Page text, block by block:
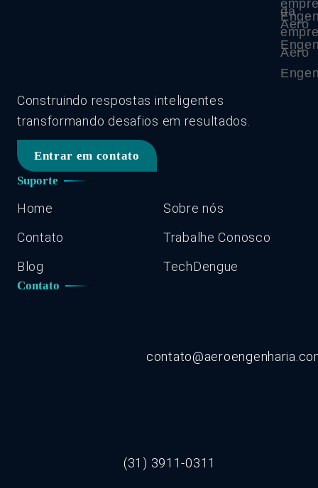
Construindo respostas inteligentes
transformando desafios em resultados.
Entrar em contato
Suporte
Home
Sobre nós
Contato
Trabalhe Conosco
Blog
TechDengue
Contato
(31) 3911-0311